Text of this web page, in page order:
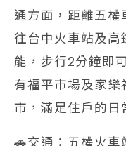
通方面，距離五
往台中火車站及高
能，步行2分鐘即
有福平市場及家
市，滿足住戶的日